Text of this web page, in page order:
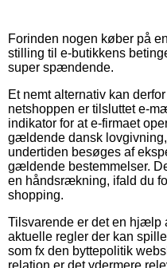
Forinden nogen køber på
stilling til e-butikkens
super spændende.
Et nemt alternativ kan
netshoppen er tilsluttet e-
indikator for at e-firmaet
gældende dansk
undertiden besøges af
gældende bestemmelser.
en håndsrækning, ifald du
shopping.
Tilsvarende er det en hjælp
aktuelle regler der kan
som fx den byttepolitik
relation er det ydermere